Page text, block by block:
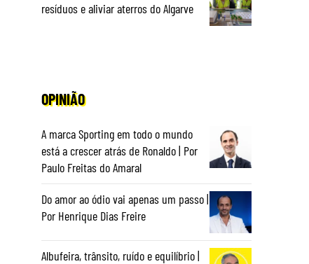
resíduos e aliviar aterros do Algarve
OPINIÃO
A marca Sporting em todo o mundo
está a crescer atrás de Ronaldo | Por
Paulo Freitas do Amaral
Do amor ao ódio vai apenas um passo |
Por Henrique Dias Freire
Albufeira, trânsito, ruído e equilíbrio |